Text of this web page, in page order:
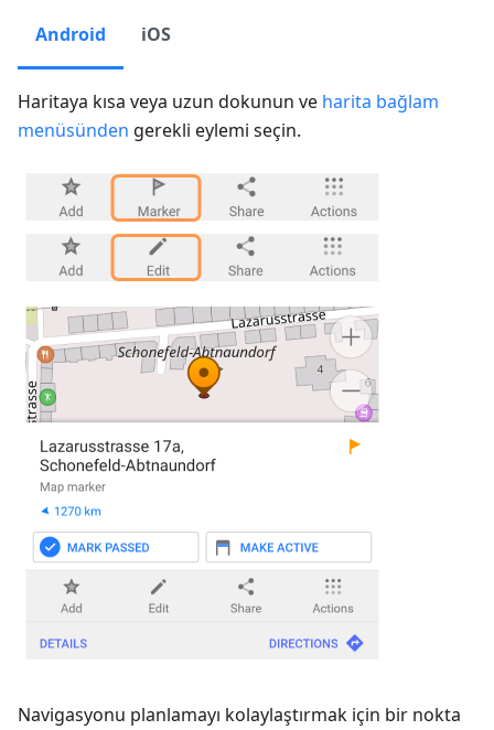
Android iOS
Haritaya kısa veya uzun dokunun ve harita bağlam
menüsünden gerekli eylemi seçin.
Navigasyonu planlamayı kolaylaştırmak için bir nokta